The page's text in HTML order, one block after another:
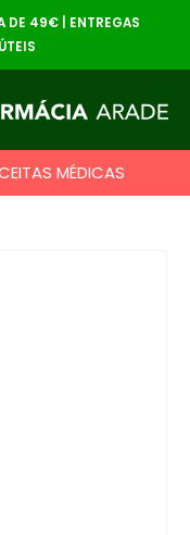
DE 49€ | ENTREGAS
MÉDICAS